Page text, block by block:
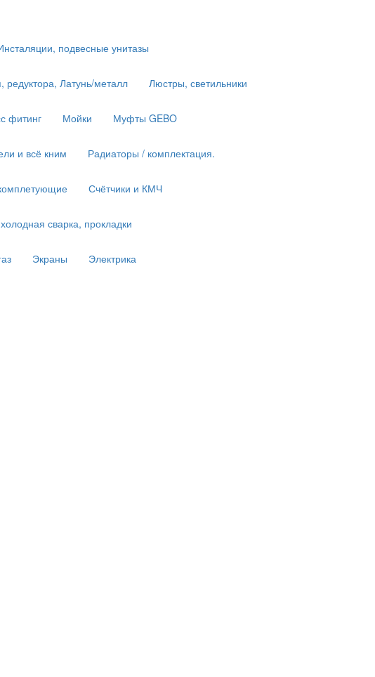
подвесные унитазы
редуктора, Латунь/металл Люстры, светильники
фитинг Мойки Муфты GEBO
и всё кним Радиаторы / комплектация.
Счётчики и КМЧ
сварка, прокладки
Экраны Электрика